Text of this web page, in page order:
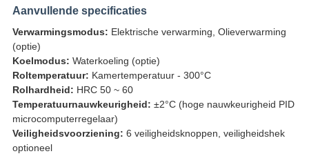
Aanvullende specificaties
Verwarmingsmodus: Elektrische verwarming, Olieverwarming
(optie)
Koelmodus: Waterkoeling (optie)
Roltemperatuur: Kamertemperatuur - 300°C
Rolhardheid: HRC 50 ~ 60
Temperatuurnauwkeurigheid: ±2°C (hoge nauwkeurigheid PID
microcomputerregelaar)
Veiligheidsvoorziening: 6 veiligheidsknoppen, veiligheidshek
optioneel